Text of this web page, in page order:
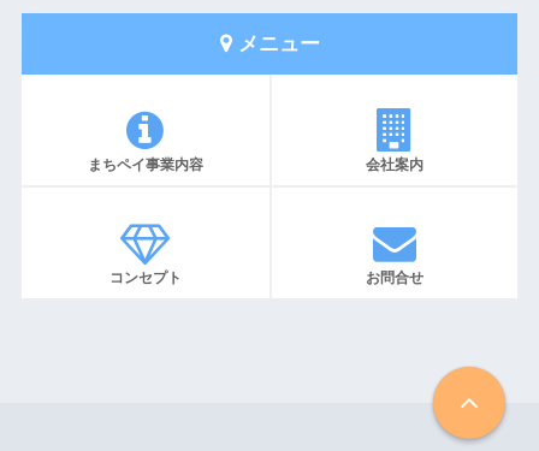
メニュー
まちペイ事業内容 会社案内
コンセプト お問合せ